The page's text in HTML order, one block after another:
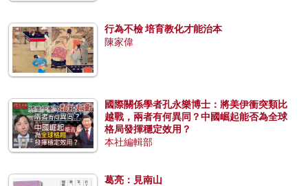
行為不檢 培育教化才能治本
陳家偉
國際關係學者孔永樂博士：將美伊衝突類比
越戰，兩者有何異同？中國崛起能否為全球
格局發揮穩定效用？
本社編輯部
葛亮：見南山